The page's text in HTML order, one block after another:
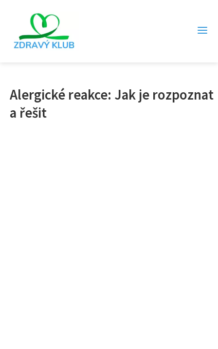
Alergické reakce: Jak je rozpoznat
a řešit